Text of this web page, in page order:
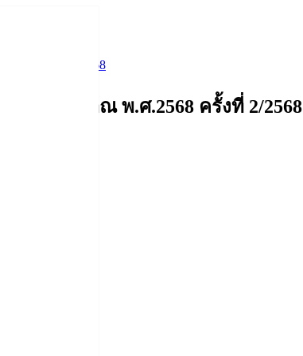
ครั้งที่ 2/2568
งบประมาณ พ.ศ.2568 ครั้งที่ 2/2568